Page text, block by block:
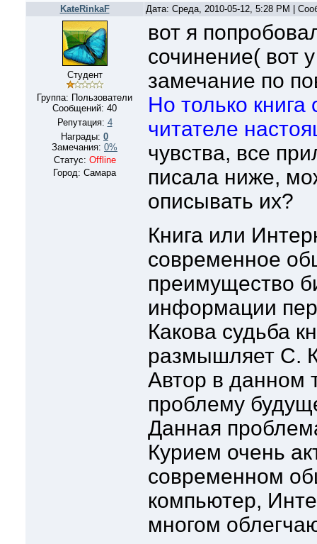
KateRinkaF Дата: Среда, 2010-05-12, 5:28 PM |
Студент
Группа: Пользователи
Сообщений: 40
Репутация: 4
Награды: 0
Замечания: 0%
Статус: Offline
Город: Самара
вот я
сочинение( вот
замечание по
Но только книга
читателе
чувства, все
писала ниже,
описывать их?
Книга или
современное
преимущество
информации
Какова судьба
размышляет С.
Автор в данном
проблему
Данная
Курием очень
современном
компьютер,
многом